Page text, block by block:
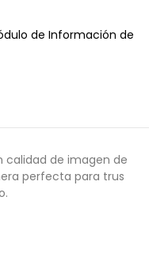
de Información de
calidad de imagen de
perfecta para trus